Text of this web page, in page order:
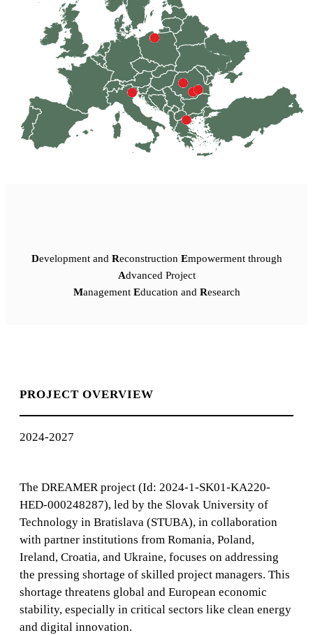
Development and Reconstruction Empowerment through
Advanced Project
Management Education and Research
PROJECT OVERVIEW
2024-2027
The DREAMER project (Id: 2024-1-SK01-KA220-
HED-000248287), led by the Slovak University of
Technology in Bratislava (STUBA), in collaboration
with partner institutions from Romania, Poland,
Ireland, Croatia, and Ukraine, focuses on addressing
the pressing shortage of skilled project managers. This
shortage threatens global and European economic
stability, especially in critical sectors like clean energy
and digital innovation.